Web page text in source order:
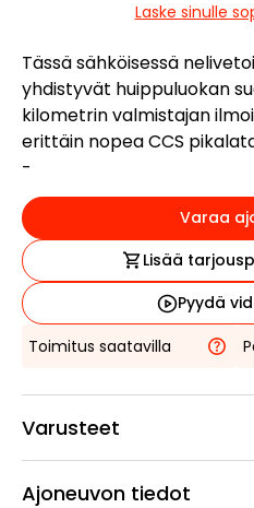
Laske sinulle
Tässä sähköisessä
yhdistyvät huippuluokan
kilometrin valmistajan
erittäin nopea CCS
-
Varaa
Lisää
Pyydä
Toimitus saatavilla
Varusteet
Ajoneuvon tiedot